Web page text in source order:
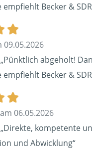
empfiehlt Becker &
09.05.2026
„Pünktlich abgeholt!
empfiehlt Becker &
am 06.05.2026
„Direkte, kompetente
und Abwicklung“